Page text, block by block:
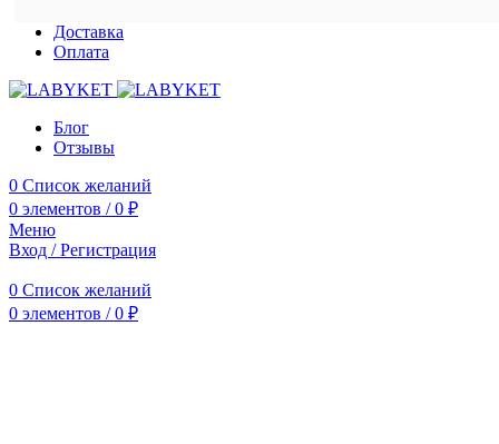
Доставка
Оплата
Блог
Отзывы
0 Список желаний
0 элементов / 0 ₽
Меню
Вход / Регистрация
0 Список желаний
0 элементов / 0 ₽